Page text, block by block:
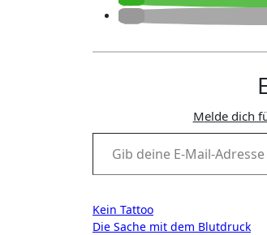
Melde
Gib deine E-Mail-Adresse ein ...
Kein Tattoo
Die Sache mit dem Blutdruck